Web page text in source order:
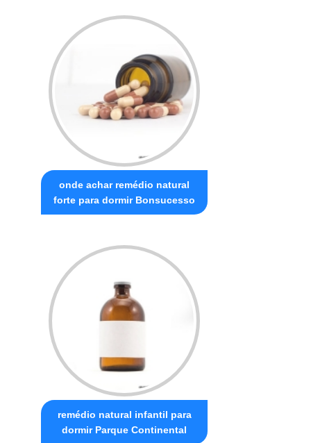
onde achar remédio natural
forte para dormir Bonsucesso
remédio natural infantil para
dormir Parque Continental